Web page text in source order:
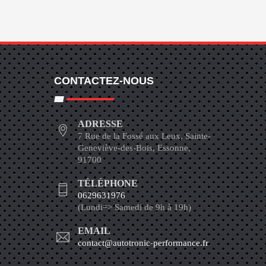
CONTACTEZ-NOUS
ADRESSE
7 Rue de la Fossé aux Leux, Sainte-
Geneviève-des-Bois, Essonne,
91700
TÉLÉPHONE
0629631976
(Lundi=> Samedi de 9h à 19h)
EMAIL
contact@autotronic-performance.fr